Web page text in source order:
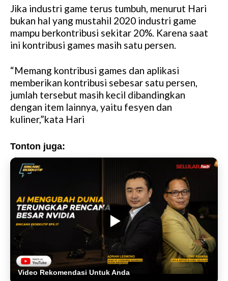
Jika industri game terus tumbuh, menurut Hari
bukan hal yang mustahil 2020 industri game
mampu berkontribusi sekitar 20%. Karena saat
ini kontribusi games masih satu persen.
“Memang kontribusi games dan aplikasi
memberikan kontribusi sebesar satu persen,
jumlah tersebut masih kecil dibandingkan
dengan item lainnya, yaitu fesyen dan
kuliner,”kata Hari
Tonton juga:
Video Rekomendasi Untuk Anda